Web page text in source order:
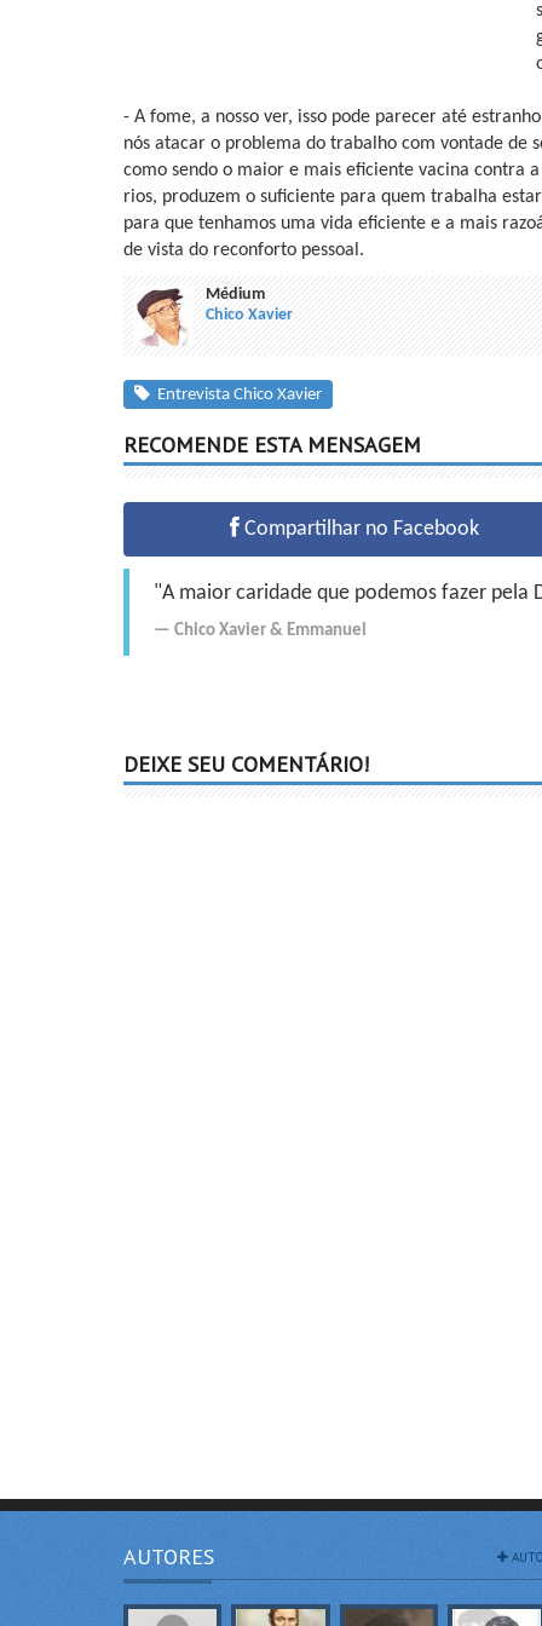
- A fome, a nosso ver, isso pode parecer até
nós atacar o problema do trabalho com vontade de
como sendo o maior e mais eficiente vacina contra
rios, produzem o suficiente para quem trabalha
para que tenhamos uma vida eficiente e a mais
de vista do reconforto pessoal.
Médium
Chico Xavier
Entrevista Chico Xavier
RECOMENDE ESTA MENSAGEM
Compartilhar no Facebook
"A maior caridade que podemos fazer pela
Chico Xavier & Emmanuel
DEIXE SEU COMENTÁRIO!
AUTORES